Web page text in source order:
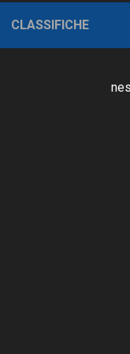
CLASSIFICHE